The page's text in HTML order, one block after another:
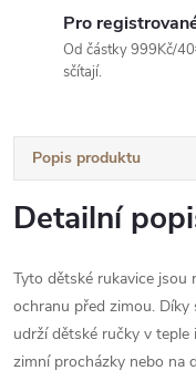
Pro
Od částky 999Kč/
sčítají.
Popis produktu
Detailní
Tyto dětské rukavice jsou
ochranu před zimou.
udrží dětské ručky v teple
zimní procházky nebo na